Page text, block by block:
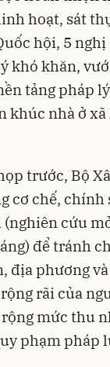
hoạt, sát
hội, 5
khó khăn,
tảng pháp lý
khúc nhà ở
trước, Bộ
cơ chế, chính
(nghiên cứu
để tránh
địa phương và
rãi của
mức thu
phạm pháp